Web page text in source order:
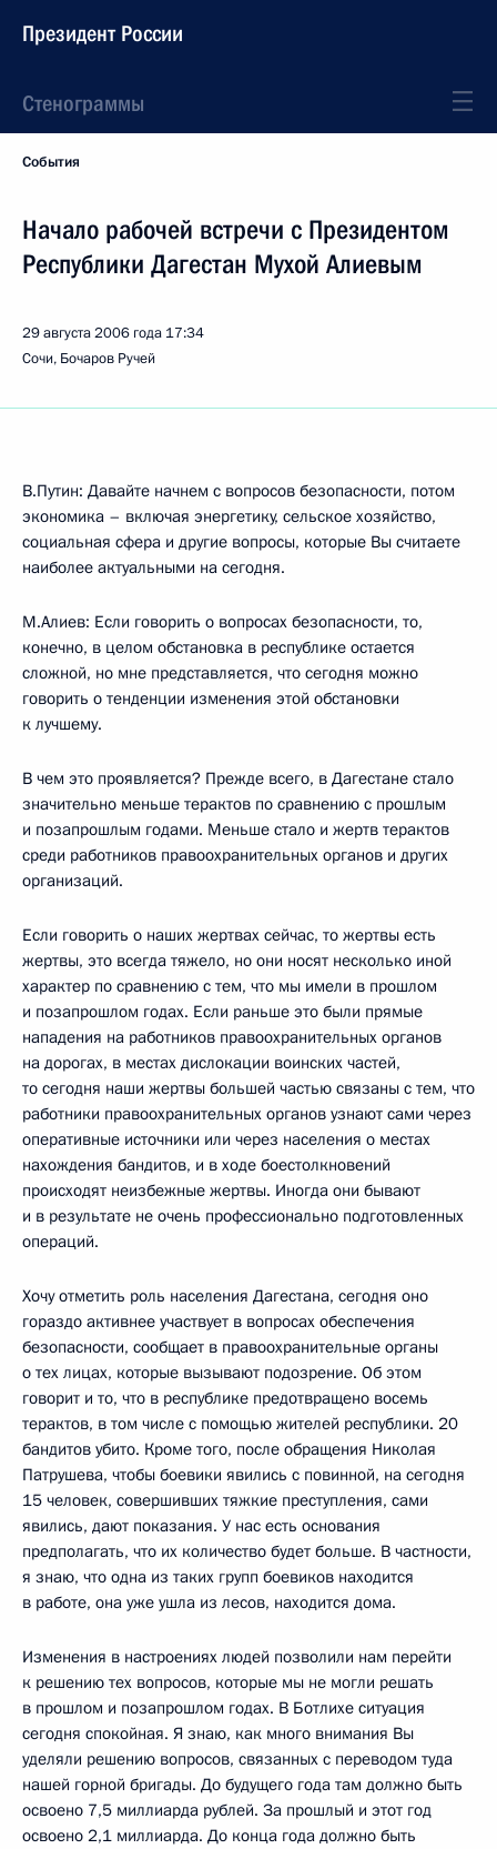
Президент России
Стенограммы
События
Начало рабочей встречи с Президентом
Республики Дагестан Мухой Алиевым
29 августа 2006 года 17:34
Сочи, Бочаров Ручей
В.Путин: Давайте начнем с вопросов безопасности, потом
экономика – включая энергетику, сельское хозяйство,
социальная сфера и другие вопросы, которые Вы считаете
наиболее актуальными на сегодня.
М.Алиев: Если говорить о вопросах безопасности, то,
конечно, в целом обстановка в республике остается
сложной, но мне представляется, что сегодня можно
говорить о тенденции изменения этой обстановки
к лучшему.
В чем это проявляется? Прежде всего, в Дагестане стало
значительно меньше терактов по сравнению с прошлым
и позапрошлым годами. Меньше стало и жертв терактов
среди работников правоохранительных органов и других
организаций.
Если говорить о наших жертвах сейчас, то жертвы есть
жертвы, это всегда тяжело, но они носят несколько иной
характер по сравнению с тем, что мы имели в прошлом
и позапрошлом годах. Если раньше это были прямые
нападения на работников правоохранительных органов
на дорогах, в местах дислокации воинских частей,
то сегодня наши жертвы большей частью связаны с тем, что
работники правоохранительных органов узнают сами через
оперативные источники или через населения о местах
нахождения бандитов, и в ходе боестолкновений
происходят неизбежные жертвы. Иногда они бывают
и в результате не очень профессионально подготовленных
операций.
Хочу отметить роль населения Дагестана, сегодня оно
гораздо активнее участвует в вопросах обеспечения
безопасности, сообщает в правоохранительные органы
о тех лицах, которые вызывают подозрение. Об этом
говорит и то, что в республике предотвращено восемь
терактов, в том числе с помощью жителей республики. 20
бандитов убито. Кроме того, после обращения Николая
Патрушева, чтобы боевики явились с повинной, на сегодня
15 человек, совершивших тяжкие преступления, сами
явились, дают показания. У нас есть основания
предполагать, что их количество будет больше. В частности,
я знаю, что одна из таких групп боевиков находится
в работе, она уже ушла из лесов, находится дома.
Изменения в настроениях людей позволили нам перейти
к решению тех вопросов, которые мы не могли решать
в прошлом и позапрошлом годах. В Ботлихе ситуация
сегодня спокойная. Я знаю, как много внимания Вы
уделяли решению вопросов, связанных с переводом туда
нашей горной бригады. До будущего года там должно быть
освоено 7,5 миллиарда рублей. За прошлый и этот год
освоено 2,1 миллиарда. До конца года должно быть